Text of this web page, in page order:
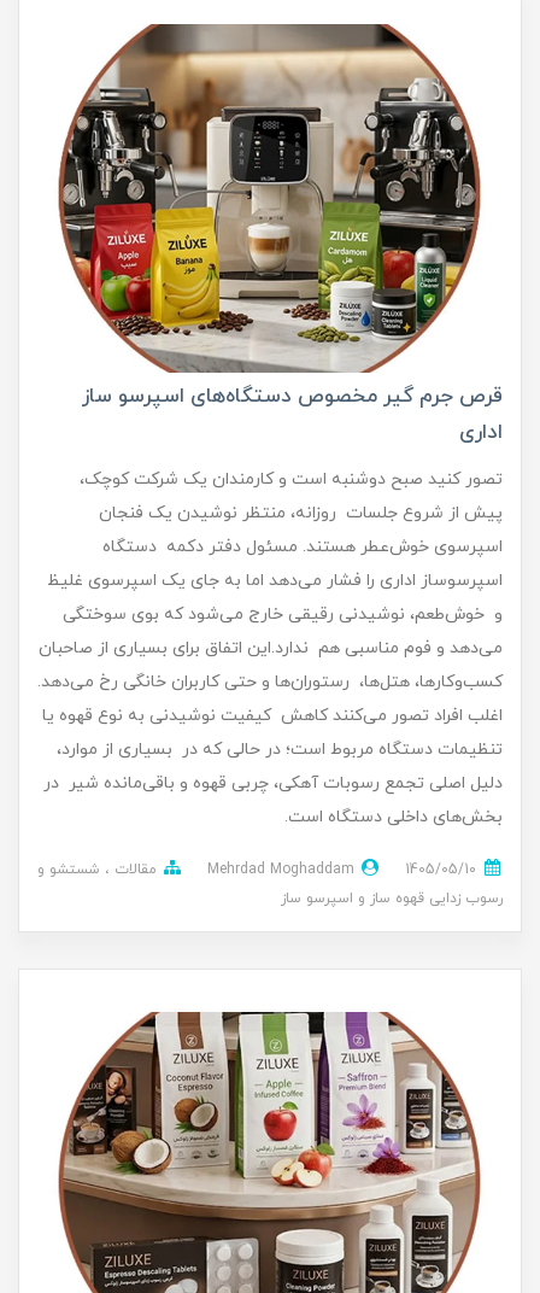
قرص جرم گیر مخصوص دستگاه‌های اسپرسو ساز
اداری
تصور کنید صبح دوشنبه است و کارمندان یک شرکت کوچک،
پیش از شروع جلسات روزانه، منتظر نوشیدن یک فنجان
اسپرسوی خوش‌عطر هستند. مسئول دفتر دکمه دستگاه
اسپرسوساز اداری را فشار می‌دهد اما به جای یک اسپرسوی غلیظ
و خوش‌طعم، نوشیدنی رقیقی خارج می‌شود که بوی سوختگی
می‌دهد و فوم مناسبی هم ندارد.این اتفاق برای بسیاری از صاحبان
کسب‌وکارها، هتل‌ها، رستوران‌ها و حتی کاربران خانگی رخ می‌دهد.
اغلب افراد تصور می‌کنند کاهش کیفیت نوشیدنی به نوع قهوه یا
تنظیمات دستگاه مربوط است؛ در حالی که در بسیاری از موارد،
دلیل اصلی تجمع رسوبات آهکی، چربی قهوه و باقی‌مانده شیر در
بخش‌های داخلی دستگاه است.
Mehrdad Moghaddam مقالات
شستشو و
رسوب زدایی قهوه ساز و اسپرسو ساز